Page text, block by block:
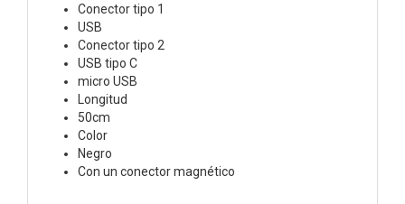
Conector tipo 1
USB
Conector tipo 2
USB tipo C
micro USB
Longitud
50cm
Color
Negro
Con un conector magnético